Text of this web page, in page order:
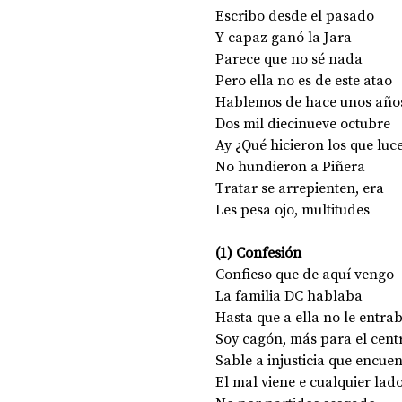
Escribo desde el pasado
Y capaz ganó la Jara
Parece que no sé nada
Pero ella no es de este atao
Hablemos de hace unos
Dos mil diecinueve octubre
Ay ¿Qué hicieron los que
No hundieron a Piñera
Tratar se arrepienten, era
Les pesa ojo, multitudes
(1) Confesión
Confieso que de aquí vengo
La familia DC hablaba
Hasta que a ella no le
Soy cagón, más para el
Sable a injusticia que
El mal viene e cualquier